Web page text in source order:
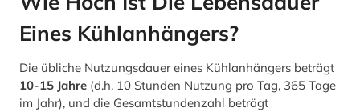
Eines Kühlanhängers?
Die übliche Nutzungsdauer eines Kühlanhängers beträgt
10-15 Jahre (d.h. 10 Stunden Nutzung pro Tag, 365 Tage
im Jahr), und die Gesamtstundenzahl beträgt